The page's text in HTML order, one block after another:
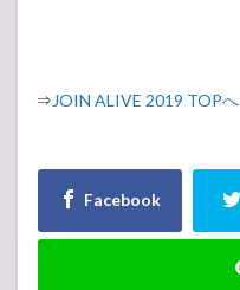
⇒JOIN ALIVE 2019 TOPへ